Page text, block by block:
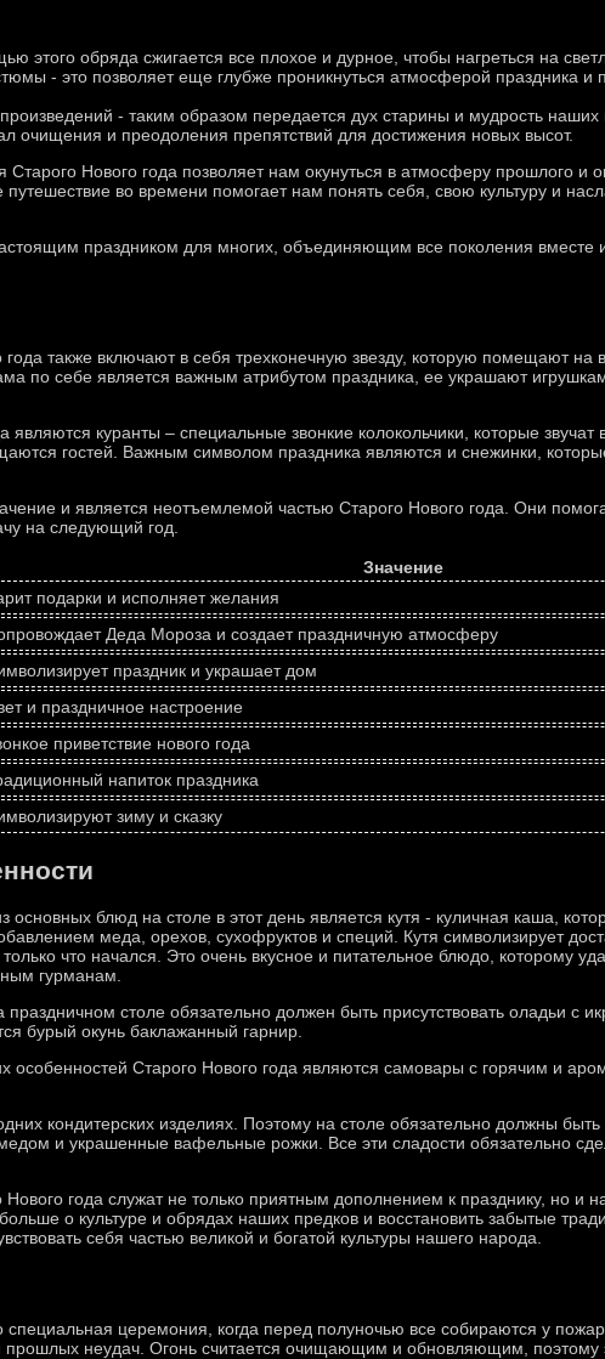
этого обряда сжигается все плохое и дурное, чтобы нагреться на
- это позволяет еще глубже проникнуться атмосферой праздника и
- таким образом передается дух старины и мудрость наших
очищения и преодоления препятствий для достижения новых высот.
Старого Нового года позволяет нам окунуться в атмосферу прошлого и
во времени помогает нам понять себя, свою культуру и
праздником для многих, объединяющим все поколения вместе
также включают в себя трехконечную звезду, которую помещают на
по себе является важным атрибутом праздника, ее украшают
куранты – специальные звонкие колокольчики, которые звучат
гостей. Важным символом праздника являются и снежинки,
и является неотъемлемой частью Старого Нового года. Они
на следующий год.
Значение
подарки и исполняет желания
Деда Мороза и создает праздничную атмосферу
праздник и украшает дом
и праздничное настроение
приветствие нового года
напиток праздника
зиму и сказку
основных блюд на столе в этот день является кутя - куличная каша,
меда, орехов, сухофруктов и специй. Кутя символизирует
что начался. Это очень вкусное и питательное блюдо, которому
гурманам.
праздничном столе обязательно должен быть присутствовать оладьи с
бурый окунь баклажанный гарнир.
особенностей Старого Нового года являются самовары с горячим и
кондитерских изделиях. Поэтому на столе обязательно должны
и украшенные вафельные рожки. Все эти сладости обязательно
Нового года служат не только приятным дополнением к празднику, но и
о культуре и обрядах наших предков и восстановить забытые
себя частью великой и богатой культуры нашего народа.
церемония, когда перед полуночью все собираются у
прошлых неудач. Огонь считается очищающим и обновляющим, поэтому